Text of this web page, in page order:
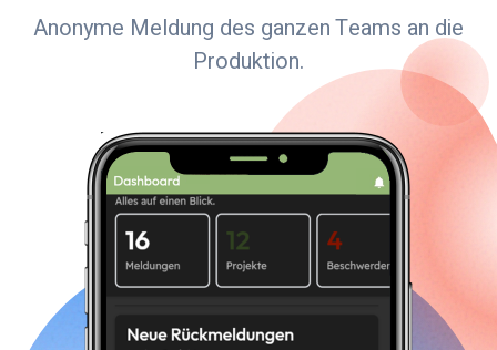
Anonyme Meldung des ganzen Teams an die
Produktion.